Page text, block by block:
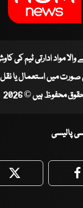
والا مواد ادارتی ٹیم کی
میں استعمال یا نقل
محفوظ ہیں © 2026
پالیسی
Twitter